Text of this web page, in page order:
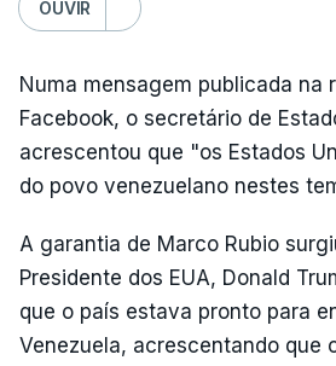
OUVIR
Numa mensagem publicada na
Facebook, o secretário de
acrescentou que "os Estados
do povo venezuelano nestes
A garantia de Marco Rubio
Presidente dos EUA, Donald
que o país estava pronto para
Venezuela, acrescentando que